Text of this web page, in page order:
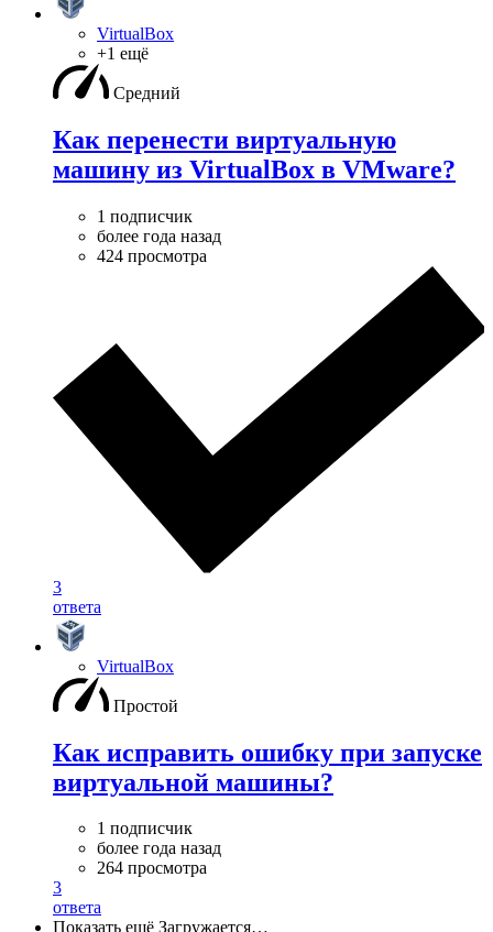
VirtualBox
+1 ещё
Средний
Как перенести виртуальную
машину из VirtualBox в VMware?
1 подписчик
более года назад
424 просмотра
3
ответа
VirtualBox
Простой
Как исправить ошибку при запуске
виртуальной машины?
1 подписчик
более года назад
264 просмотра
3
ответа
Показать ещё Загружается…